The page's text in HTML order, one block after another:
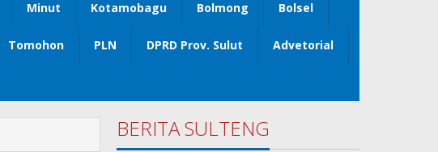
Minut Kotamobagu Bolmong Bolsel
Tomohon PLN DPRD Prov. Sulut Advetorial
BERITA SULTENG